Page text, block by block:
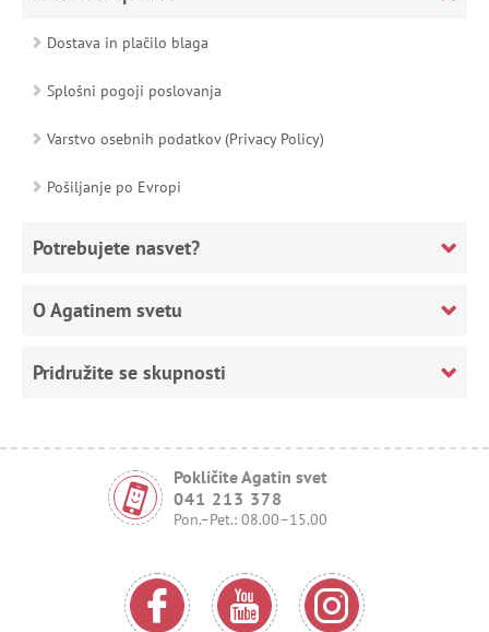
Dostava in plačilo blaga
Splošni pogoji poslovanja
Varstvo osebnih podatkov (Privacy Policy)
Pošiljanje po Evropi
Potrebujete nasvet?
O Agatinem svetu
Pridružite se skupnosti
Pokličite Agatin svet
041 213 378
Pon.–Pet.: 08.00–15.00